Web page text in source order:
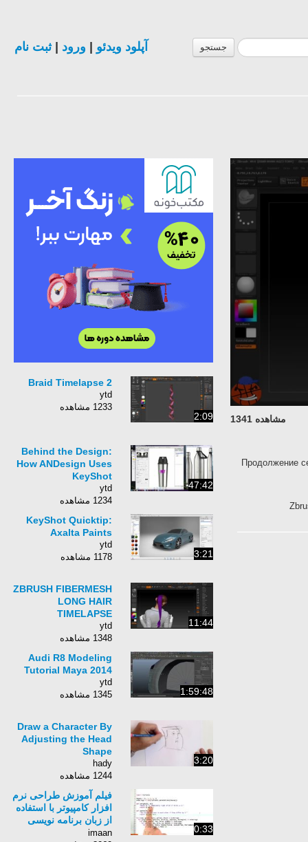
جستجو آپلود ویدئو ورود |ثبت نام
مشاهده 1341
Продолжение
2:09
Braid Timelapse 2
ytd
1233 مشاهده
47:42
Behind the Design:
How ANDesign Uses
KeyShot
ytd
1234 مشاهده
3:21
KeyShot Quicktip:
Axalta Paints
ytd
1178 مشاهده
11:44
ZBRUSH FIBERMESH
LONG HAIR
TIMELAPSE
ytd
1348 مشاهده
1:59:48
Audi R8 Modeling
Tutorial Maya 2014
ytd
1345 مشاهده
3:20
Draw a Character By
Adjusting the Head
Shape
hady
1244 مشاهده
0:33
فیلم آموزش طراحی نرم
افزار کامپیوتر با استفاده
از زبان برنامه نویسی
imaan